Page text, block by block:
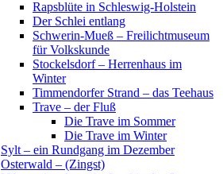
Rapsblüte in Schleswig-Holstein
Der Schlei entlang
Schwerin-Mueß – Freilichtmuseum
für Volkskunde
Stockelsdorf – Herrenhaus im
Winter
Timmendorfer Strand – das Teehaus
Trave – der Fluß
Die Trave im Sommer
Die Trave im Winter
Sylt – ein Rundgang im Dezember
Osterwald – (Zingst)